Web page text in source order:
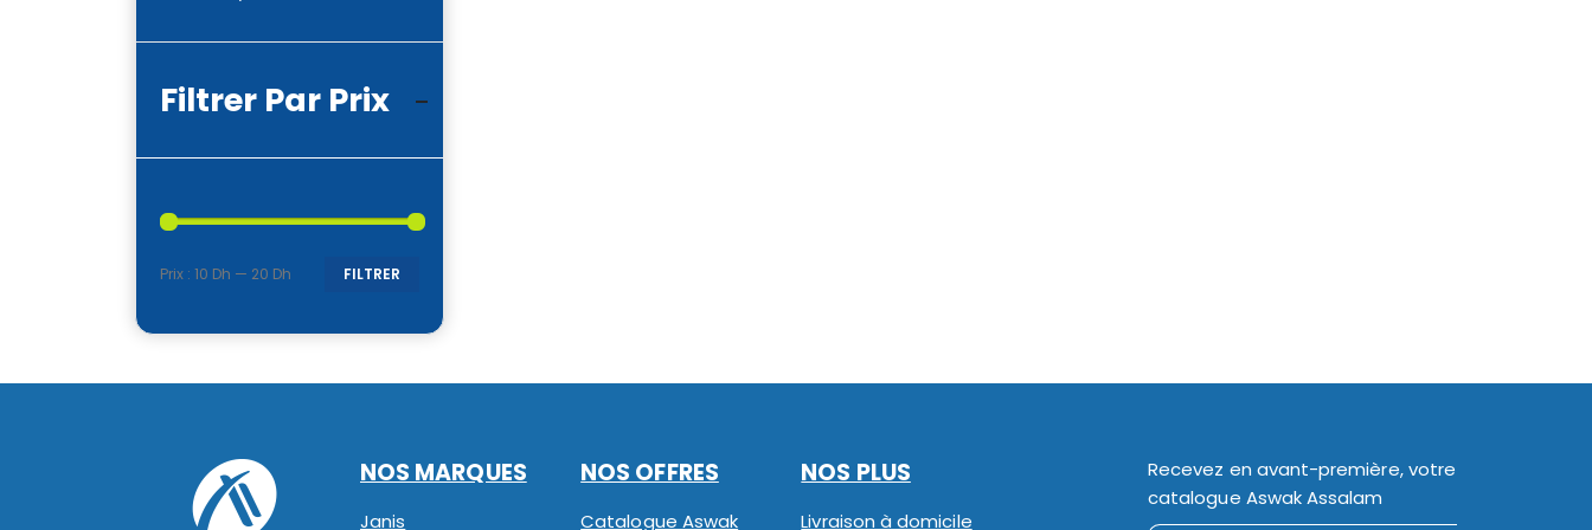
Filtrer Par Prix
FILTRER
Prix : 10 Dh — 20 Dh
NOS MARQUES
Janis
NOS OFFRES
Catalogue Aswak
NOS PLUS
Livraison à domicile
Recevez en avant-première, votre
catalogue Aswak Assalam